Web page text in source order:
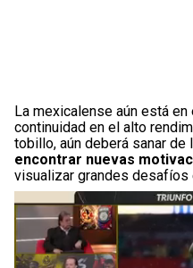
La mexicalense aún está
continuidad en el alto
tobillo, aún deberá sanar de
encontrar nuevas
visualizar grandes desafíos